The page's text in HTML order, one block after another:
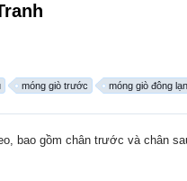
móng giò trước móng giò đông
bao gồm chân trước và chân